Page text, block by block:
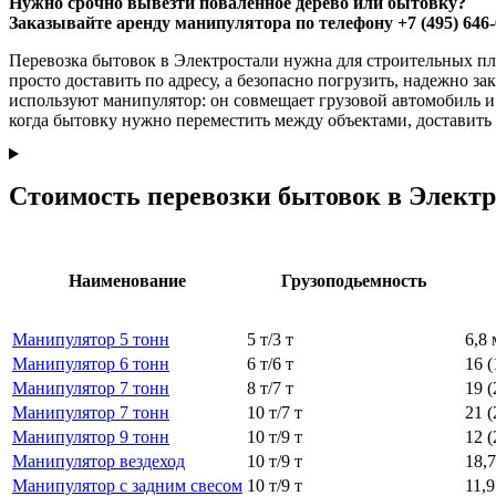
Заказывайте аренду манипулятора по телефону +7 (495)
Перевозка бытовок в Электростали нужна для строительных
просто доставить по адресу, а безопасно погрузить, надежно
используют манипулятор: он совмещает грузовой автомобиль
когда бытовку нужно переместить между объектами,
Стоимость перевозки бытовок в
Наименование Грузоподьемность
Манипулятор 5 тонн 5 т/3 т
6,8
Манипулятор 6 тонн
6 т/6 т
16
Манипулятор 7 тонн
8 т/7 т
19
Манипулятор 7 тонн
10 т/7 т
21
Манипулятор 9 тонн
10 т/9 т
12
Манипулятор вездеход
10 т/9 т
Манипулятор с задним свесом 10 т/9 т